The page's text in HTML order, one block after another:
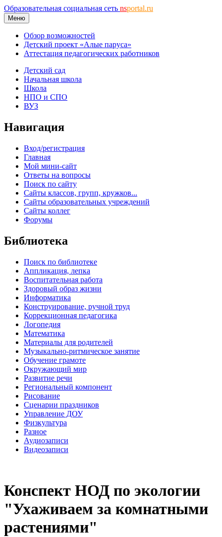
Образовательная социальная сеть nsportal.ru
Меню
Обзор возможностей
Детский проект «Алые паруса»
Аттестация педагогических работников
Детский сад
Начальная школа
Школа
НПО и СПО
ВУЗ
Навигация
Вход/регистрация
Главная
Мой мини-сайт
Ответы на вопросы
Поиск по сайту
Сайты классов, групп, кружков...
Сайты образовательных учреждений
Сайты коллег
Форумы
Библиотека
Поиск по библиотеке
Аппликация, лепка
Воспитательная работа
Здоровый образ жизни
Информатика
Конструирование, ручной труд
Коррекционная педагогика
Логопедия
Математика
Материалы для родителей
Музыкально-ритмическое занятие
Обучение грамоте
Окружающий мир
Развитие речи
Региональный компонент
Рисование
Сценарии праздников
Управление ДОУ
Физкультура
Разное
Аудиозаписи
Видеозаписи
Конспект НОД по экологии
"Ухаживаем за комнатными
растениями"